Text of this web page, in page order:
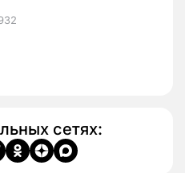
сетях: